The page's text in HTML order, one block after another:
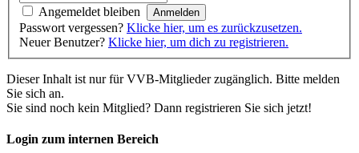
Angemeldet bleiben
Passwort vergessen? Klicke hier, um es zurückzusetzen.
Neuer Benutzer? Klicke hier, um dich zu registrieren.
Dieser Inhalt ist nur für VVB-Mitglieder zugänglich. Bitte melden
Sie sich an.
Sie sind noch kein Mitglied? Dann registrieren Sie sich jetzt!
Login zum internen Bereich